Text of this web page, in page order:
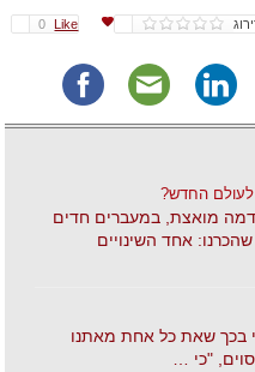
Like
0
החדש?
מואצת, במעברים חדים
אחד השינויים
בכך שאת כל אחת מאתנו
"כי …